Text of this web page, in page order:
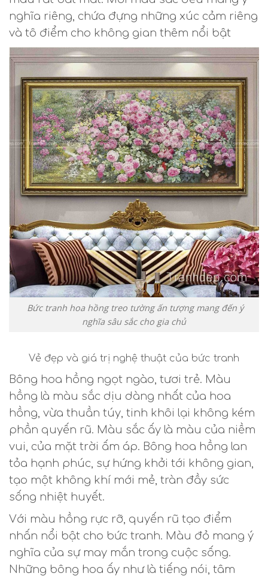
nghĩa riêng, chứa đựng những xúc cảm riêng
và tô điểm cho không gian thêm nổi bật
Bức tranh hoa hồng treo tường ấn tượng mang đến ý
nghĩa sâu sắc cho gia chủ
Vẻ đẹp và giá trị nghệ thuật của bức tranh
Bông hoa hồng ngọt ngào, tươi trẻ. Màu
hồng là màu sắc dịu dàng nhất của hoa
hồng, vừa thuần túy, tinh khôi lại không kém
phần quyến rũ. Màu sắc ấy là màu của niềm
vui, của mặt trời ấm áp. Bông hoa hồng lan
tỏa hạnh phúc, sự hứng khởi tới không gian,
tạo một không khí mới mẻ, tràn đầy sức
sống nhiệt huyết.
Với màu hồng rực rỡ, quyến rũ tạo điểm
nhấn nổi bật cho bức tranh. Màu đỏ mang ý
nghĩa của sự may mắn trong cuộc sống.
Những bông hoa ấy như là tiếng nói, tâm